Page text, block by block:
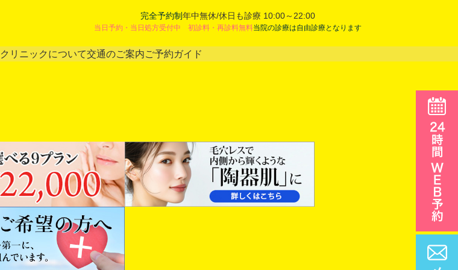
完全予約制年中無休/休日も診療 10:00～22:00
当日予約・当日処方受付中 初診料・再診料無料当院の診療は自由診療となります
クリニックについて交通のご案内ご予約ガイド